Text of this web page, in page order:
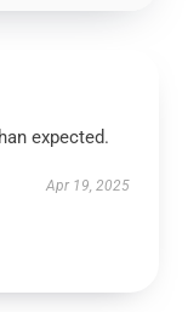
expected.
Apr 19, 2025